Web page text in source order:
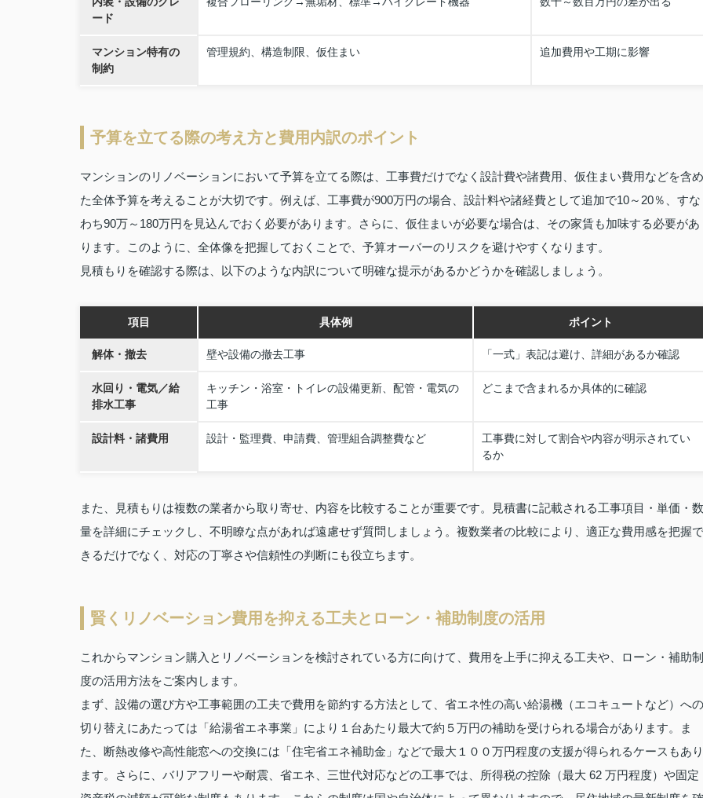
ード
マンション特有の
制約
管理規約、構造制限、仮住まい 追加費用や工期に影響
予算を立てる際の考え方と費用内訳のポイント
マンションのリノベーションにおいて予算を立てる際は、工事費だけでなく設計費や諸費用、仮住まい費用などを含め
た全体予算を考えることが大切です。例えば、工事費が900万円の場合、設計料や諸経費として追加で10～20％、すな
わち90万～180万円を見込んでおく必要があります。さらに、仮住まいが必要な場合は、その家賃も加味する必要があ
ります。このように、全体像を把握しておくことで、予算オーバーのリスクを避けやすくなります。
見積もりを確認する際は、以下のような内訳について明確な提示があるかどうかを確認しましょう。
項目 具体例 ポイント
解体・撤去 壁や設備の撤去工事 「一式」表記は避け、詳細があるか確認
水回り・電気／給
排水工事
キッチン・浴室・トイレの設備更新、配管・電気の
工事
どこまで含まれるか具体的に確認
設計料・諸費用 設計・監理費、申請費、管理組合調整費など
工事費に対して割合や内容が明示されてい
るか
また、見積もりは複数の業者から取り寄せ、内容を比較することが重要です。見積書に記載される工事項目・単価・数
量を詳細にチェックし、不明瞭な点があれば遠慮せず質問しましょう。複数業者の比較により、適正な費用感を把握で
きるだけでなく、対応の丁寧さや信頼性の判断にも役立ちます。
賢くリノベーション費用を抑える工夫とローン・補助制度の活用
これからマンション購入とリノベーションを検討されている方に向けて、費用を上手に抑える工夫や、ローン・補助制
度の活用方法をご案内します。
まず、設備の選び方や工事範囲の工夫で費用を節約する方法として、省エネ性の高い給湯機（エコキュートなど）への
切り替えにあたっては「給湯省エネ事業」により１台あたり最大で約５万円の補助を受けられる場合があります。ま
た、断熱改修や高性能窓への交換には「住宅省エネ補助金」などで最大１００万円程度の支援が得られるケースもあり
ます。さらに、バリアフリーや耐震、省エネ、三世代対応などの工事では、所得税の控除（最大 62 万円程度）や固定